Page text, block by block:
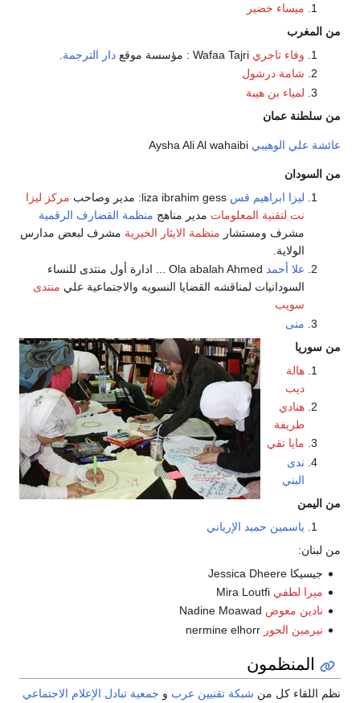
ميساء خضير
من المغرب
وفاء تاجري
دار الترجمة
شامة درشول
لمياء بن هيبة
من سلطنة عمان
عائشة علي الوهيبي
من السودان
ليزا ابراهيم قس
مركز ليزا
نت لتقنية المعلومات مدير مناهج منظمة القضارف الرقمية
مشرف ومستشار منظمة الايثار الخيرية مشرف لبعض مدارس
الولاية.
علا أحمد
Ola abalah Ahmed ... ادارة أول منتدى للنساء
السودانيات لمناقشه القضايا النسويه والاجتماعية علي منتدى
سويب
منى
من سوريا
هالة
ديب
هنادي
طريفة
مايا تقي
ندى
البني
من اليمن
ياسمين حميد الإرياني
من لبنان:
جيسيكا Jessica Dheere
ميرا لطفي Mira Loutfi
نادين معوض
نيرمين الحور nermine elhorr
المنظمون
نظم اللقاء كل من شبكة تقنيين عرب و جمعية تبادل الإعلام الاجتماعي